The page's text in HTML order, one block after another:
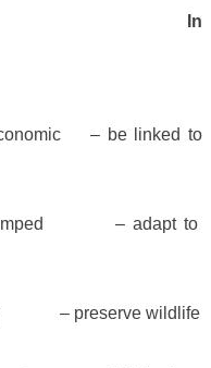
In
– be linked to
dumped – adapt to
– preserve wildlife